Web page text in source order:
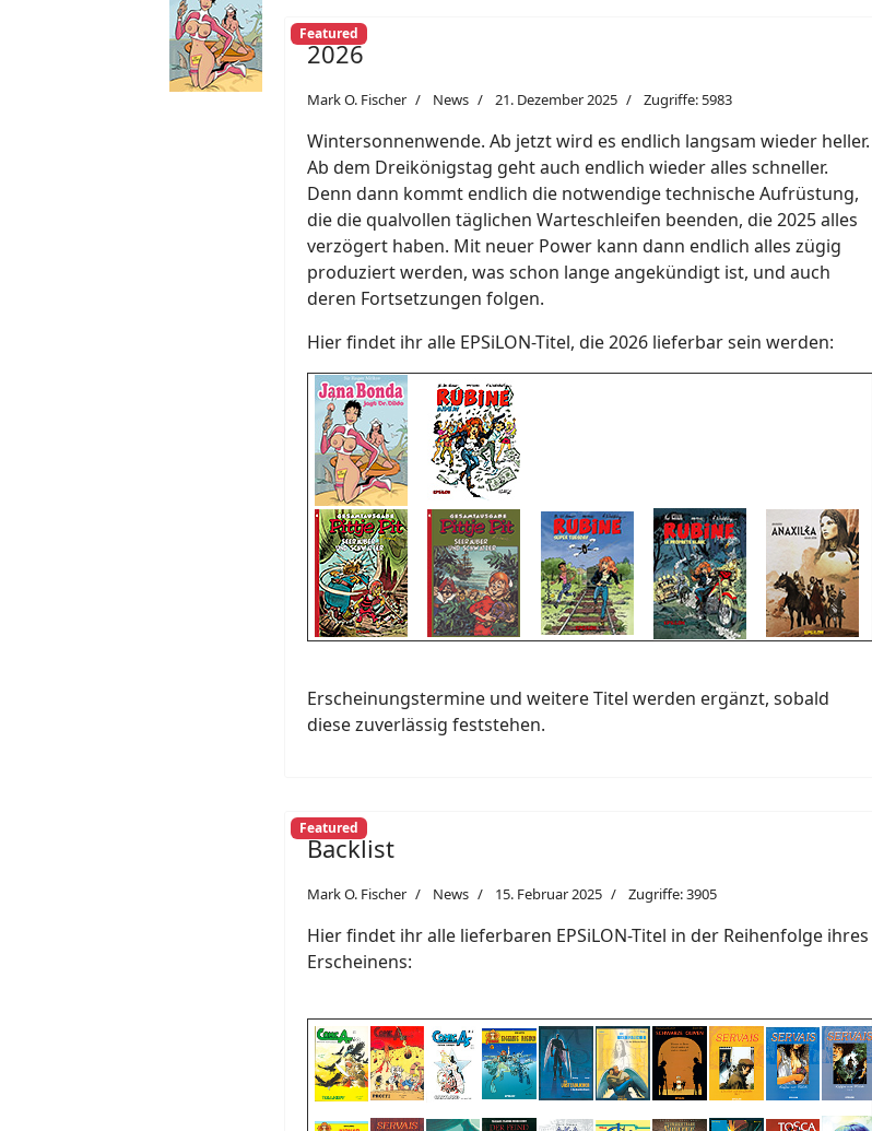
Featured
2026
Mark O. Fischer News 21. Dezember 2025 Zugriffe: 5983
Wintersonnenwende. Ab jetzt wird es endlich langsam wieder heller.
Ab dem Dreikönigstag geht auch endlich wieder alles schneller.
Denn dann kommt endlich die notwendige technische Aufrüstung,
die die qualvollen täglichen Warteschleifen beenden, die 2025 alles
verzögert haben. Mit neuer Power kann dann endlich alles zügig
produziert werden, was schon lange angekündigt ist, und auch
deren Fortsetzungen folgen.
Hier findet ihr alle EPSiLON-Titel, die 2026 lieferbar sein werden:
Erscheinungstermine und weitere Titel werden ergänzt, sobald
diese zuverlässig feststehen.
Featured
Backlist
Mark O. Fischer News 15. Februar 2025 Zugriffe: 3905
Hier findet ihr alle lieferbaren EPSiLON-Titel in der Reihenfolge ihres
Erscheinens: